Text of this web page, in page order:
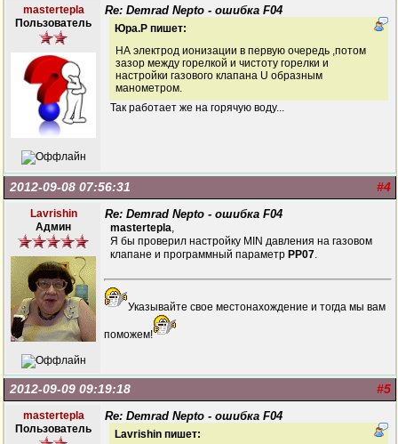
mastertepla
Пользователь
Re: Demrad Nepto - ошибка F04
Юра.Р пишет:
НА электрод ионизации в первую очередь ,потом
зазор между горелкой и чистоту горелки и
настройки газового клапана U образным
манометром.
Так работает же на горячую воду...
#4
2012-09-08 07:56:31
Lavrishin
Админ
Re: Demrad Nepto - ошибка F04
mastertepla,
Я бы проверил настройку MIN давления на газовом
клапане и программный параметр PP07.
Указывайте свое местонахождение и тогда мы вам
поможем!
#5
2012-09-09 09:19:18
mastertepla
Пользователь
Re: Demrad Nepto - ошибка F04
Lavrishin пишет: